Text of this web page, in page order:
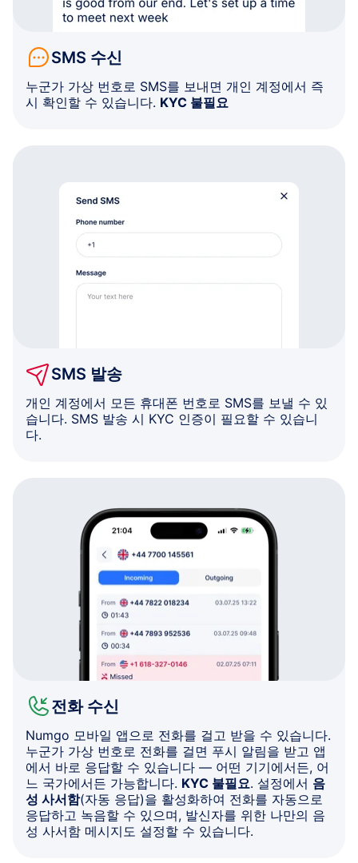
SMS 수신
누군가 가상 번호로 SMS를 보내면 개인 계정에서 즉
시 확인할 수 있습니다. KYC 불필요
SMS 발송
개인 계정에서 모든 휴대폰 번호로 SMS를 보낼 수 있
습니다. SMS 발송 시 KYC 인증이 필요할 수 있습니
다.
전화 수신
Numgo 모바일 앱으로 전화를 걸고 받을 수 있습니다.
누군가 가상 번호로 전화를 걸면 푸시 알림을 받고 앱
에서 바로 응답할 수 있습니다 — 어떤 기기에서든, 어
느 국가에서든 가능합니다. KYC 불필요. 설정에서 음
성 사서함(자동 응답)을 활성화하여 전화를 자동으로
응답하고 녹음할 수 있으며, 발신자를 위한 나만의 음
성 사서함 메시지도 설정할 수 있습니다.